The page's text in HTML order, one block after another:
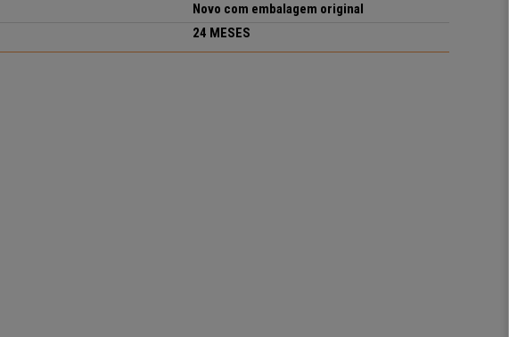
Novo com embalagem original
24 MESES